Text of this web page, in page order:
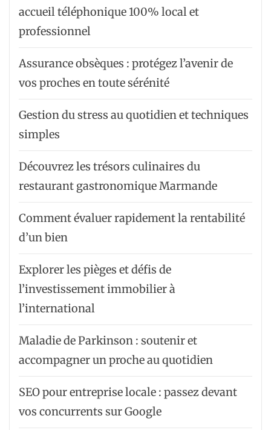
accueil téléphonique 100% local et
professionnel
Assurance obsèques : protégez l’avenir de
vos proches en toute sérénité
Gestion du stress au quotidien et techniques
simples
Découvrez les trésors culinaires du
restaurant gastronomique Marmande
Comment évaluer rapidement la rentabilité
d’un bien
Explorer les pièges et défis de
l’investissement immobilier à
l’international
Maladie de Parkinson : soutenir et
accompagner un proche au quotidien
SEO pour entreprise locale : passez devant
vos concurrents sur Google